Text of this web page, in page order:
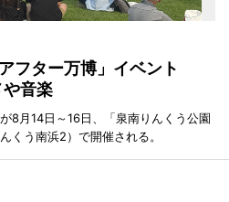
フター万博」イベント
音楽
8月14日～16日、「泉南りんくう公園
くう南浜2）で開催される。